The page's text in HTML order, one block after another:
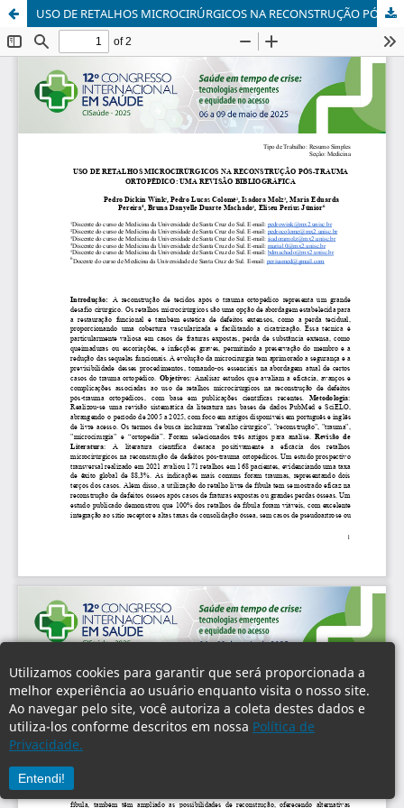
Utilizamos cookies para garantir que será proporcionada a
melhor experiência ao usuário enquanto visita o nosso site.
Ao navegar pelo site, você autoriza a coleta destes dados e
utiliza-los conforme descritos em nossa Política de
Privacidade.
Entendi!
USO DE RETALHOS MICROCIRÚRGICOS NA RECONSTRUÇÃO PÓS-TRAUMA ORTOPÉDICO: UMA REVISÃO BIBLIOGRÁFICA